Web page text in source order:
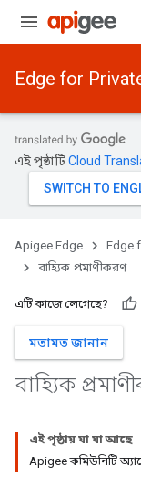
Edge for
এই পৃষ্ঠাটিCloud
Apigee Edge Edge
বাহ্যিক প্রমাণীকরণ
এটি কাজে লেগেছে?
মতামত জানান
বাহ্যিক
এই পৃষ্ঠায় যা যা আছে
Apigee কমিউনিটি